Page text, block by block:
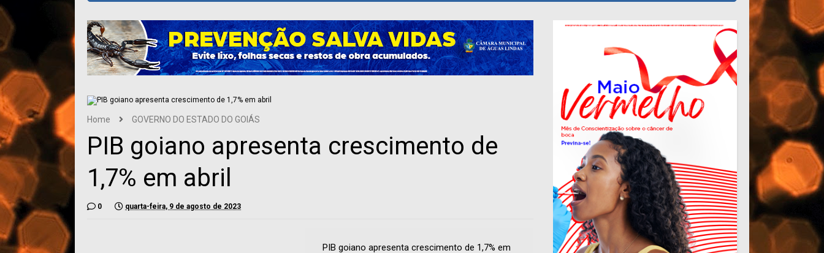
Home GOVERNO DO ESTADO DO GOIÁS
PIB goiano apresenta crescimento de
1,7% em abril
0 quarta-feira, 9 de agosto de 2023
PIB goiano apresenta crescimento de 1,7% em